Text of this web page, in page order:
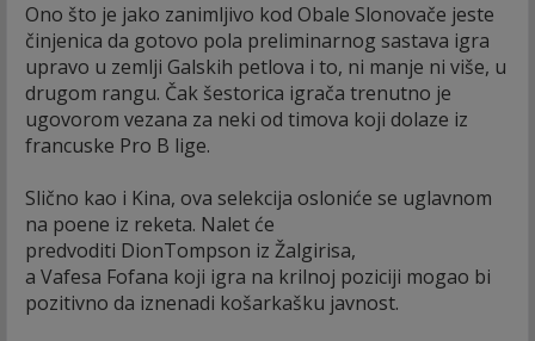
Ono što je jako zanimljivo kod Obale Slonovače jeste
činjenica da gotovo pola preliminarnog sastava igra
upravo u zemlji Galskih petlova i to, ni manje ni više, u
drugom rangu. Čak šestorica igrača trenutno je
ugovorom vezana za neki od timova koji dolaze iz
francuske Pro B lige.
Slično kao i Kina, ova selekcija osloniće se uglavnom
na poene iz reketa. Nalet će
predvoditi DionTompson iz Žalgirisa,
a Vafesa Fofana koji igra na krilnoj poziciji mogao bi
pozitivno da iznenadi košarkašku javnost.